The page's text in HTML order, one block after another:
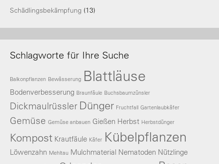
Schädlingsbekämpfung (13)
Schlagworte für Ihre Suche
Balkonpflanzen Bewässerung Blattläuse
Bodenverbesserung Braunfäule Buchsbaumzünsler
Dickmaulrüssler Dünger Fruchtfall Gartenlaubkäfer
Gemüse Gemüse anbauen Gießen Herbst Herbstdünger
Kompost Krautfäule Käfer Kübelpflanzen
Löwenzahn Mehltau Mulchmaterial Nematoden Nützlinge